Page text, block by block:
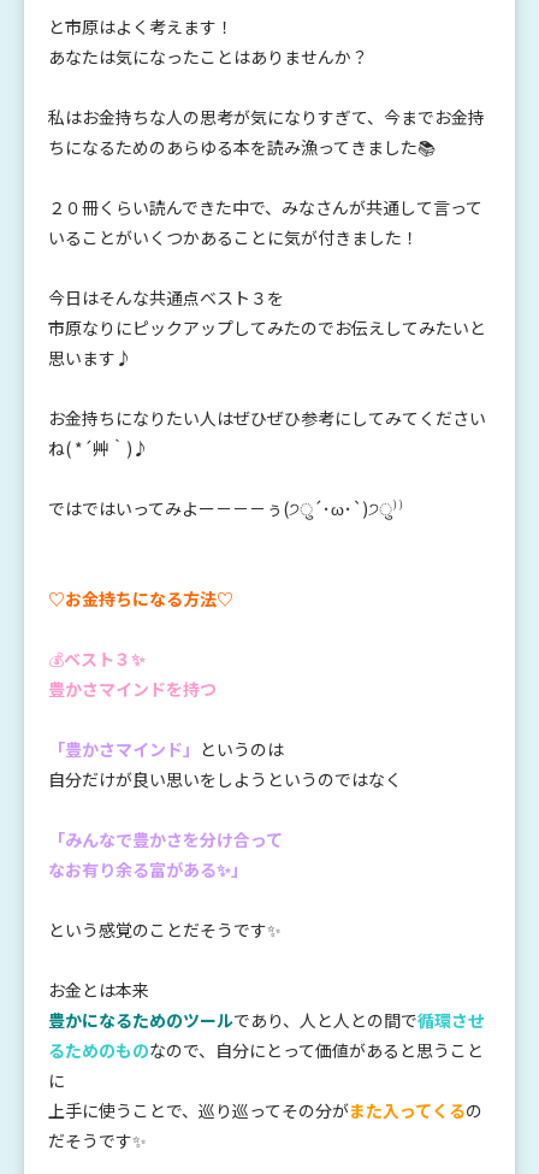
と市原はよく考えます！
あなたは気になったことはありませんか？
私はお金持ちな人の思考が気になりすぎて、今までお金持
ちになるためのあらゆる本を読み漁ってきました📚
２０冊くらい読んできた中で、みなさんが共通して言って
いることがいくつかあることに気が付きました！
今日はそんな共通点ベスト３を
市原なりにピックアップしてみたのでお伝えしてみたいと
思います♪
お金持ちになりたい人はぜひぜひ参考にしてみてください
ね( *´艸｀)♪
ではではいってみよー－－－ぅ(੭ु´･ω･`)੭ु⁾⁾
♡お金持ちになる方法♡
💰ベスト３✨
豊かさマインドを持つ
「豊かさマインド」 というのは
自分だけが良い思いをしようというのではなく
「みんなで豊かさを分け合って
なお有り余る富がある✨」
という感覚のことだそうです✨
お金とは本来
豊かになるためのツールであり、人と人との間で循環させ
るためのものなので、自分にとって価値があると思うこと
に
上手に使うことで、巡り巡ってその分がまた入ってくるの
だそうです✨